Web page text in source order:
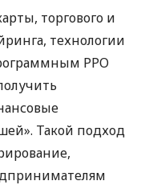
торгового и
технологии
РРО
Такой подход